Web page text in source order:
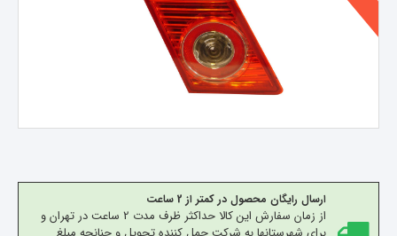
ارسال رایگان محصول در کمتر از 2 ساعت
از زمان سفارش این کالا حداکثر ظرف مدت 2 ساعت در تهران و